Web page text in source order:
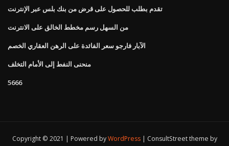
تقدم بطلب للحصول على قرض من بنك بلس عبر الإنترنت
من السهل رسم مخطط الخالق على الانترنت
الآبار فارجو سعر الفائدة على الرهن العقاري الخصم
منحنى النفط إلى الأمام التخلف
5666
Copyright © 2021 | Powered byWordPress
ConsultStreet theme by